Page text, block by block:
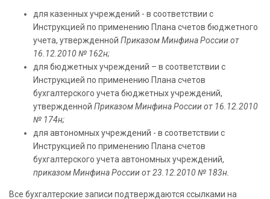
для казенных учреждений - в соответствии с
Инструкцией по применению Плана счетов бюджетного
учета, утвержденной Приказом Минфина России от
16.12.2010 № 162н;
для бюджетных учреждений – в соответствии с
Инструкцией по применению Плана счетов
бухгалтерского учета бюджетных учреждений,
утвержденной Приказом Минфина России от 16.12.2010
№ 174н;
для автономных учреждений - в соответствии с
Инструкцией по применению Плана счетов
бухгалтерского учета автономных учреждений,
приказом Минфина России от 23.12.2010 № 183н.
Все бухгалтерские записи подтверждаются ссылками на